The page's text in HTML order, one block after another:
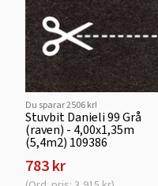
Du sparar 2506 kr!
Stuvbit Danieli 99 Grå
(raven) - 4,00x1,35m
(5,4m2) 109386
783 kr